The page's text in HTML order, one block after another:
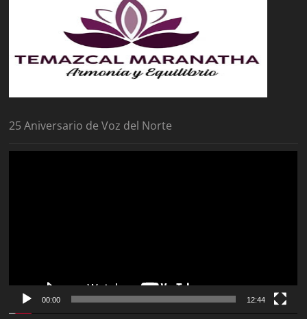
25 Aniversario de Voz del Norte
00:00 12:44